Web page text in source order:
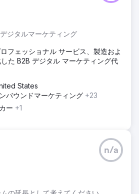
ジタルマーケティング
フェッショナル サービス、製造およ
た B2B デジタル マーケティング代
States
バウンドマーケティング +23
ー +1
n/a